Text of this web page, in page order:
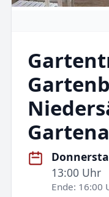
13:00 Uhr
Ende: 16:00